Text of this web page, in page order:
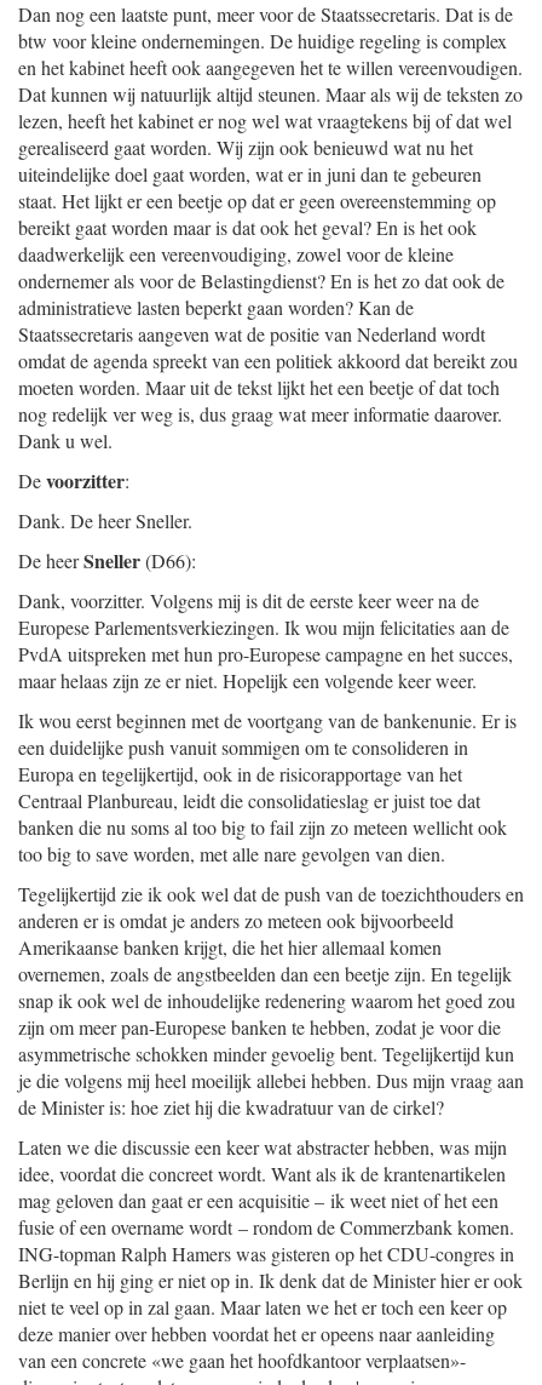
Dan nog een laatste punt, meer voor de Staatssecretaris. Dat is de
btw voor kleine ondernemingen. De huidige regeling is complex
en het kabinet heeft ook aangegeven het te willen vereenvoudigen.
Dat kunnen wij natuurlijk altijd steunen. Maar als wij de teksten zo
lezen, heeft het kabinet er nog wel wat vraagtekens bij of dat wel
gerealiseerd gaat worden. Wij zijn ook benieuwd wat nu het
uiteindelijke doel gaat worden, wat er in juni dan te gebeuren
staat. Het lijkt er een beetje op dat er geen overeenstemming op
bereikt gaat worden maar is dat ook het geval? En is het ook
daadwerkelijk een vereenvoudiging, zowel voor de kleine
ondernemer als voor de Belastingdienst? En is het zo dat ook de
administratieve lasten beperkt gaan worden? Kan de
Staatssecretaris aangeven wat de positie van Nederland wordt
omdat de agenda spreekt van een politiek akkoord dat bereikt zou
moeten worden. Maar uit de tekst lijkt het een beetje of dat toch
nog redelijk ver weg is, dus graag wat meer informatie daarover.
Dank u wel.
Devoorzitter:
Dank. De heer Sneller.
De heerSneller(D66):
Dank, voorzitter. Volgens mij is dit de eerste keer weer na de
Europese Parlementsverkiezingen. Ik wou mijn felicitaties aan de
PvdA uitspreken met hun pro-Europese campagne en het succes,
maar helaas zijn ze er niet. Hopelijk een volgende keer weer.
Ik wou eerst beginnen met de voortgang van de bankenunie. Er is
een duidelijke push vanuit sommigen om te consolideren in
Europa en tegelijkertijd, ook in de risicorapportage van het
Centraal Planbureau, leidt die consolidatieslag er juist toe dat
banken die nu soms al too big to fail zijn zo meteen wellicht ook
too big to save worden, met alle nare gevolgen van dien.
Tegelijkertijd zie ik ook wel dat de push van de toezichthouders en
anderen er is omdat je anders zo meteen ook bijvoorbeeld
Amerikaanse banken krijgt, die het hier allemaal komen
overnemen, zoals de angstbeelden dan een beetje zijn. En tegelijk
snap ik ook wel de inhoudelijke redenering waarom het goed zou
zijn om meer pan-Europese banken te hebben, zodat je voor die
asymmetrische schokken minder gevoelig bent. Tegelijkertijd kun
je die volgens mij heel moeilijk allebei hebben. Dus mijn vraag aan
de Minister is: hoe ziet hij die kwadratuur van de cirkel?
Laten we die discussie een keer wat abstracter hebben, was mijn
idee, voordat die concreet wordt. Want als ik de krantenartikelen
mag geloven dan gaat er een acquisitie – ik weet niet of het een
fusie of een overname wordt – rondom de Commerzbank komen.
ING-topman Ralph Hamers was gisteren op het CDU-congres in
Berlijn en hij ging er niet op in. Ik denk dat de Minister hier er ook
niet te veel op in zal gaan. Maar laten we het er toch een keer op
deze manier over hebben voordat het er opeens naar aanleiding
van een concrete «we gaan het hoofdkantoor verplaatsen»-